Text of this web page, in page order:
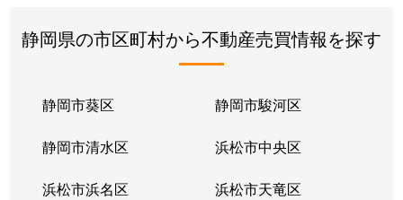
静岡県の市区町村から不動産売買情報を探す
静岡市葵区 静岡市駿河区
静岡市清水区 浜松市中央区
浜松市浜名区 浜松市天竜区